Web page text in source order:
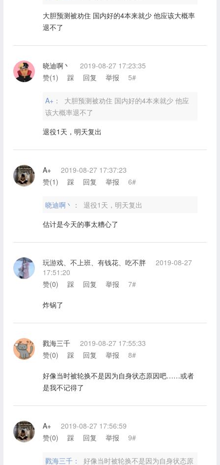
大胆预测被劝住 国内好的4本来就少 他应该大概率
退不了
晓迪啊丶
2019-08-27 17:23:35
赞(1) 踩 回复 举报 5#
A+：
大胆预测被劝住 国内好的4本来就少 他应
该大概率退不了
退役1天，明天复出
A+
2019-08-27 17:37:23
赞(1) 踩 回复 举报 6#
晓迪啊丶：
退役1天，明天复出
估计是今天的事太糟心了
玩游戏、不上班、有钱花、吃不胖
2019-08-27
17:51:20
赞(0) 踩 回复 举报 7#
炸锅了
戮海三千
2019-08-27 17:55:33
赞(0) 踩 回复 举报 8#
好像当时被轮换不是因为自身状态原因吧……或者
是我不记得了
A+
2019-08-27 17:56:59
赞(0) 踩 回复 举报 9#
戮海三千： 好像当时被轮换不是因为自身状态原